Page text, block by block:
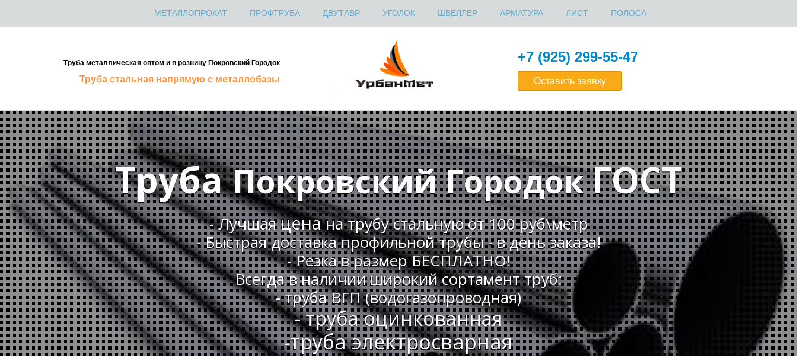
МЕТАЛЛОПРОКАТ ПРОФТРУБА ДВУТАВР УГОЛОК ШВЕЛЛЕР АРМАТУРА ЛИСТ ПОЛОСА
ПРОФНАСТИЛ
Труба металлическая оптом и в розницу Покровский Городок
Труба стальная напрямую с металлобазы
+7 (925) 299-55-47
Оставить заявку
ТрубаПокровский ГородокГОСТ
- Лучшаяценана трубу стальную от 100 руб\метр
- Быстрая доставка профильной трубы - в день заказа!
- Резка в размер БЕСПЛАТНО!
Всегда в наличии широкий сортамент труб:
-труба ВГП (водогазопроводная)
- труба оцинкованная
-труба электросварная